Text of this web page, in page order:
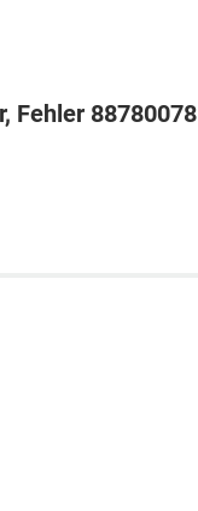
Fehler 88780078